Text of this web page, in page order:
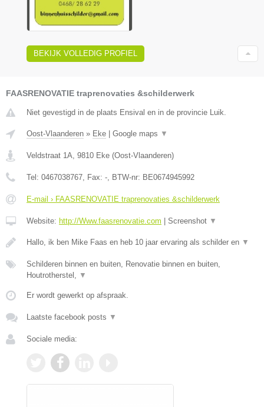
BEKIJK VOLLEDIG PROFIEL
FAASRENOVATIE traprenovaties &schilderwerk
Niet gevestigd in de plaats Ensival en in de provincie Luik.
Oost-Vlaanderen » Eke Google maps ▼
Veldstraat 1A, 9810 Eke (Oost-Vlaanderen)
Tel: 0467038767, Fax: -, BTW-nr: BE0674945992
E-mail › FAASRENOVATIE traprenovaties &schilderwerk
Website: http://Www.faasrenovatie.com Screenshot ▼
Hallo, ik ben Mike Faas en heb 10 jaar ervaring als schilder en ▼
Schilderen binnen en buiten, Renovatie binnen en buiten,
Houtrotherstel, ▼
Er wordt gewerkt op afspraak.
Laatste facebook posts ▼
Sociale media: